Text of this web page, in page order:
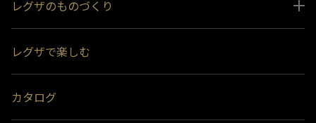
レグザのものづくり
スペシャルコンテンツ
受賞履歴
レグザで楽しむ
カタログ